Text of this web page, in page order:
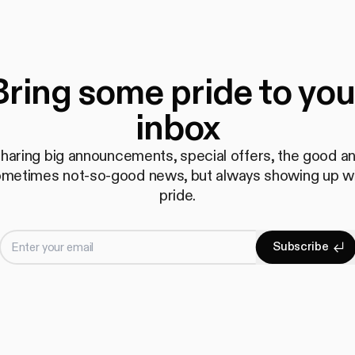
some pride to
inbox
big announcements, special offers, the good
not-so-good news, but always showing up
pride.
Enter your email Subscribe
Subscribe